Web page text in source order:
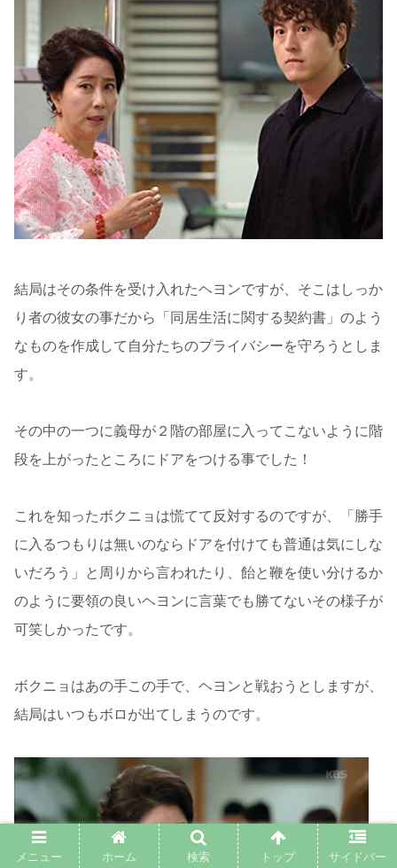
結局はその条件を受け入れたヘヨンですが、そこはしっか
り者の彼女の事だから「同居生活に関する契約書」のよう
なものを作成して自分たちのプライバシーを守ろうとしま
す。
その中の一つに義母が２階の部屋に入ってこないように階
段を上がったところにドアをつける事でした！
これを知ったボクニョは慌てて反対するのですが、「勝手
に入るつもりは無いのならドアを付けても普通は気にしな
いだろう」と周りから言われたり、飴と鞭を使い分けるか
のように要領の良いヘヨンに言葉でも勝てないその様子が
可笑しかったです。
ボクニョはあの手この手で、ヘヨンと戦おうとしますが、
結局はいつもボロが出てしまうのです。
メニュー ホーム 検索 トップ サイドバー